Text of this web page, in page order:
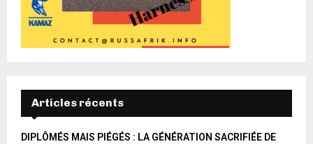
Articles récents
DIPLÔMÉS MAIS PIÉGÉS : LA GÉNÉRATION SACRIFIÉE DE